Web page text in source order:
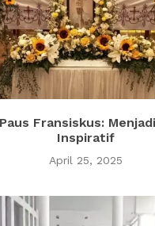
Fransiskus:
Inspiratif
April 25, 2025